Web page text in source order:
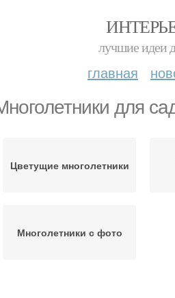
лучшие идеи
главная
для
Цветущие многолетники
Многолетники с фото